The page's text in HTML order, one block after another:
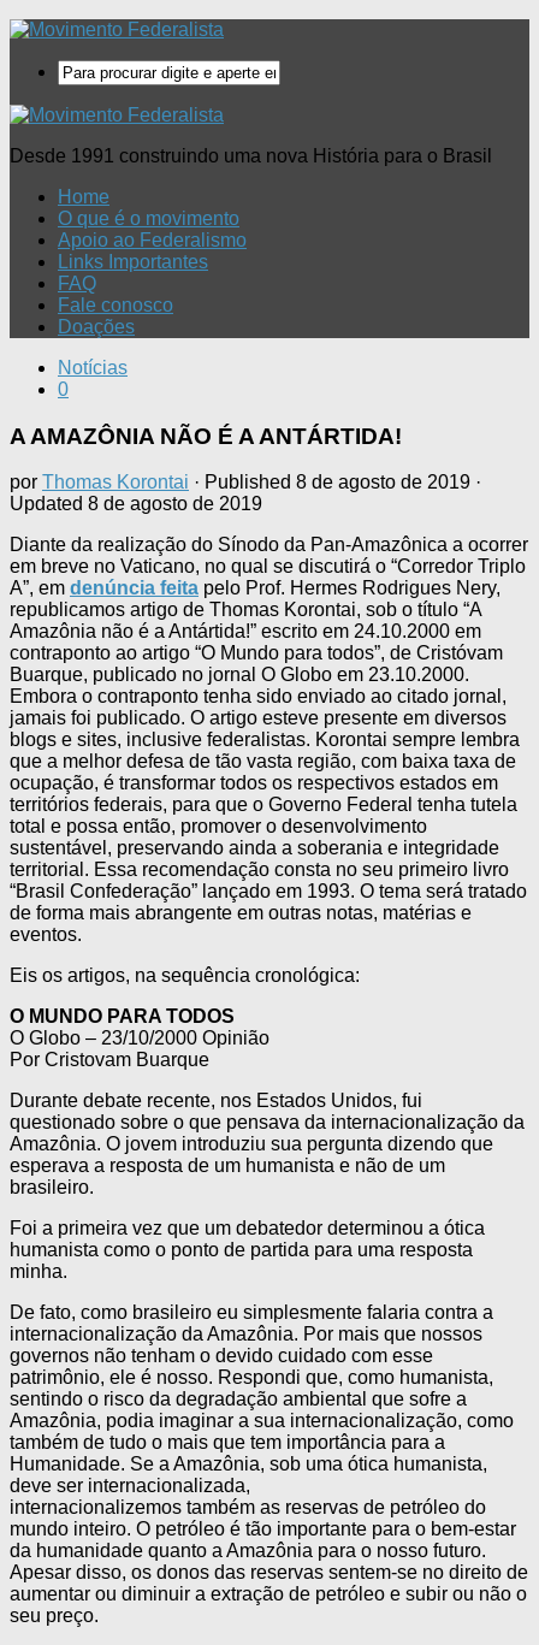
Desde 1991 construindo uma nova História para o Brasil
Home
O que é o movimento
Apoio ao Federalismo
Links Importantes
FAQ
Fale conosco
Doações
Notícias
0
A AMAZÔNIA NÃO É A ANTÁRTIDA!
por Thomas Korontai · Published 8 de agosto de 2019 ·
Updated 8 de agosto de 2019
Diante da realização do Sínodo da Pan-Amazônica a ocorrer
em breve no Vaticano, no qual se discutirá o “Corredor Triplo
A”, em denúncia feita pelo Prof. Hermes Rodrigues Nery,
republicamos artigo de Thomas Korontai, sob o título “A
Amazônia não é a Antártida!” escrito em 24.10.2000 em
contraponto ao artigo “O Mundo para todos”, de Cristóvam
Buarque, publicado no jornal O Globo em 23.10.2000.
Embora o contraponto tenha sido enviado ao citado jornal,
jamais foi publicado. O artigo esteve presente em diversos
blogs e sites, inclusive federalistas. Korontai sempre lembra
que a melhor defesa de tão vasta região, com baixa taxa de
ocupação, é transformar todos os respectivos estados em
territórios federais, para que o Governo Federal tenha tutela
total e possa então, promover o desenvolvimento
sustentável, preservando ainda a soberania e integridade
territorial. Essa recomendação consta no seu primeiro livro
“Brasil Confederação” lançado em 1993. O tema será tratado
de forma mais abrangente em outras notas, matérias e
eventos.
Eis os artigos, na sequência cronológica:
O MUNDO PARA TODOS
O Globo – 23/10/2000 Opinião
Por Cristovam Buarque
Durante debate recente, nos Estados Unidos, fui
questionado sobre o que pensava da internacionalização da
Amazônia. O jovem introduziu sua pergunta dizendo que
esperava a resposta de um humanista e não de um
brasileiro.
Foi a primeira vez que um debatedor determinou a ótica
humanista como o ponto de partida para uma resposta
minha.
De fato, como brasileiro eu simplesmente falaria contra a
internacionalização da Amazônia. Por mais que nossos
governos não tenham o devido cuidado com esse
patrimônio, ele é nosso. Respondi que, como humanista,
sentindo o risco da degradação ambiental que sofre a
Amazônia, podia imaginar a sua internacionalização, como
também de tudo o mais que tem importância para a
Humanidade. Se a Amazônia, sob uma ótica humanista,
deve ser internacionalizada,
internacionalizemos também as reservas de petróleo do
mundo inteiro. O petróleo é tão importante para o bem-estar
da humanidade quanto a Amazônia para o nosso futuro.
Apesar disso, os donos das reservas sentem-se no direito de
aumentar ou diminuir a extração de petróleo e subir ou não o
seu preço.